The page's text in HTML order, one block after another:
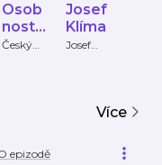
Osob
nost
Plus
Český
Josef
Klíma
Josef
Více
epizodě